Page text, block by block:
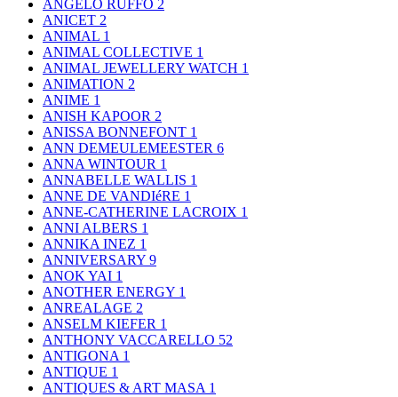
ANGELO RUFFO 2
ANICET 2
ANIMAL 1
ANIMAL COLLECTIVE 1
ANIMAL JEWELLERY WATCH 1
ANIMATION 2
ANIME 1
ANISH KAPOOR 2
ANISSA BONNEFONT 1
ANN DEMEULEMEESTER 6
ANNA WINTOUR 1
ANNABELLE WALLIS 1
ANNE DE VANDIéRE 1
ANNE-CATHERINE LACROIX 1
ANNI ALBERS 1
ANNIKA INEZ 1
ANNIVERSARY 9
ANOK YAI 1
ANOTHER ENERGY 1
ANREALAGE 2
ANSELM KIEFER 1
ANTHONY VACCARELLO 52
ANTIGONA 1
ANTIQUE 1
ANTIQUES & ART MASA 1